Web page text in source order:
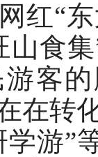
“东
山食
客
在转
游”